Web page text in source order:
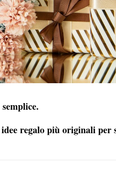
regalo più originali per